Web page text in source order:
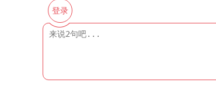
登录